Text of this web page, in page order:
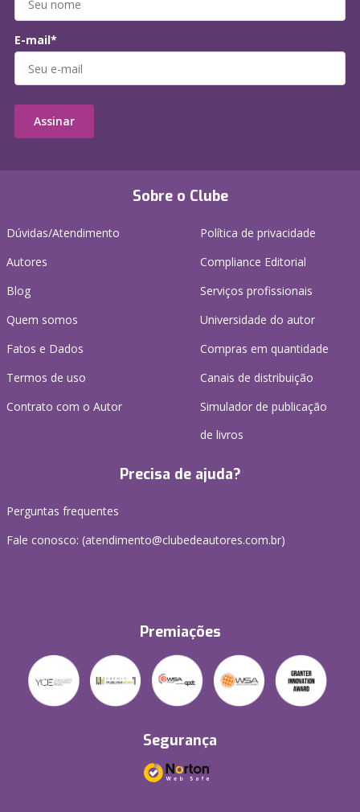
Sobre o Clube
Dúvidas/Atendimento
Autores
Blog
Quem somos
Fatos e Dados
Termos de uso
Contrato com o Autor
Política de privacidade
Compliance Editorial
Serviços profissionais
Universidade do autor
Compras em quantidade
Canais de distribuição
Simulador de publicação
de livros
Precisa de ajuda?
Perguntas frequentes
Fale conosco: (atendimento@clubedeautores.com.br)
Premiações
Segurança
E-mail*
Assinar